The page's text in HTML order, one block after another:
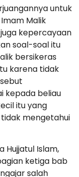
untuk
Malik
kepercayaan
soal-soal itu
bersikeras
karena tidak
kepada beliau
itu yang
mengetahui
Hujjatul Islam,
ketiga bab
salah